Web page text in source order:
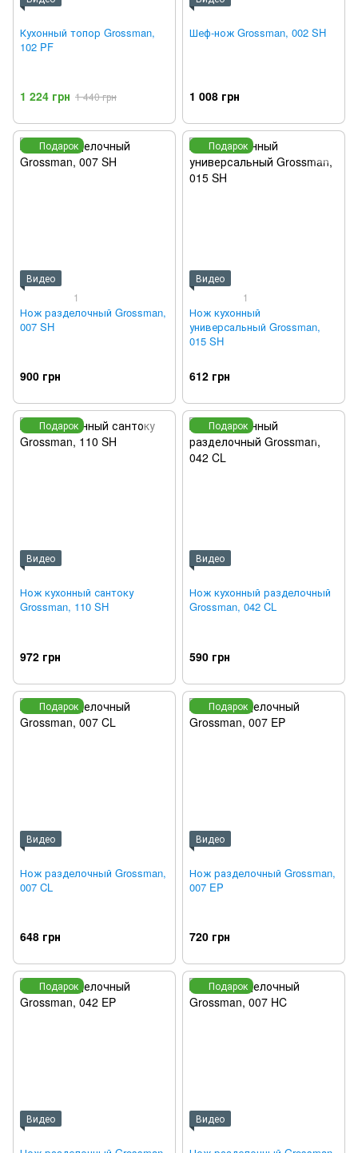
Кухонный топор Grossman,
102 PF
1 224 грн 1 440 грн
Шеф-нож Grossman, 002 SH
1 008 грн
Подарок
Видео
1
Нож разделочный Grossman,
007 SH
900 грн
Подарок
Видео
1
Нож кухонный
универсальный Grossman,
015 SH
612 грн
Подарок
Видео
Нож кухонный сантоку
Grossman, 110 SH
972 грн
Подарок
Видео
Нож кухонный разделочный
Grossman, 042 CL
590 грн
Подарок
Видео
Нож разделочный Grossman,
007 CL
648 грн
Подарок
Видео
Нож разделочный Grossman,
007 EP
720 грн
Подарок
Видео
Подарок
Видео